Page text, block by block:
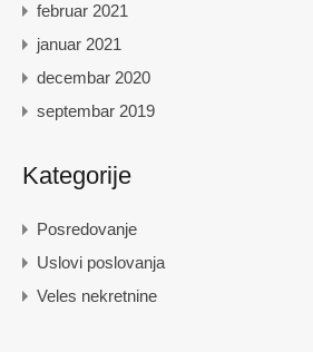
februar 2021
januar 2021
decembar 2020
septembar 2019
Kategorije
Posredovanje
Uslovi poslovanja
Veles nekretnine